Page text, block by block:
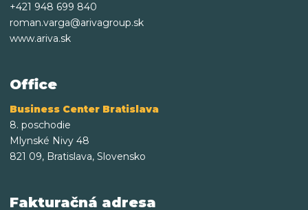
+421 948 699 840
roman.varga@arivagroup.sk
www.ariva.sk
Office
Business Center Bratislava
8. poschodie
Mlynské Nivy 48
821 09, Bratislava, Slovensko
Fakturačná adresa